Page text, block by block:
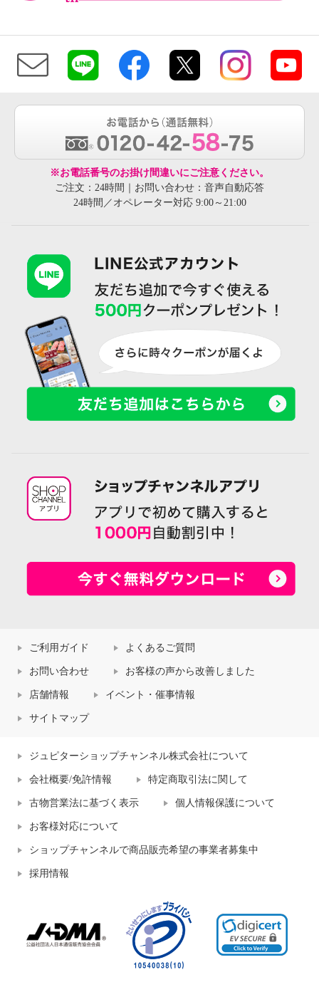
※お電話番号のお掛け間違いにご注意ください。
ご注文：24時間｜お問い合わせ：音声自動応答
24時間／オペレーター対応 9:00～21:00
ご利用ガイド よくあるご質問
お問い合わせ お客様の声から改善しました
店舗情報 イベント・催事情報
サイトマップ
ジュピターショップチャンネル株式会社について
会社概要/免許情報 特定商取引法に関して
古物営業法に基づく表示 個人情報保護について
お客様対応について
ショップチャンネルで商品販売希望の事業者募集中
採用情報